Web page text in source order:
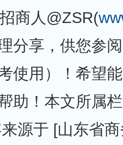
商人@ZSR(
分享，供您参
使用）！希望
助！本文所属
源于 [山东省